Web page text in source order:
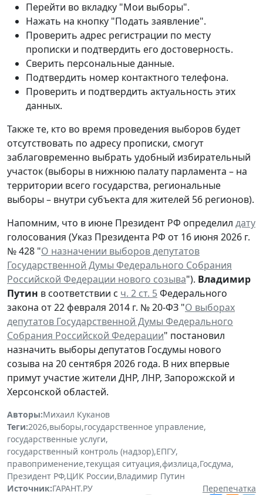
Перейти во вкладку "Мои выборы".
Нажать на кнопку "Подать заявление".
Проверить адрес регистрации по месту
прописки и подтвердить его достоверность.
Сверить персональные данные.
Подтвердить номер контактного телефона.
Проверить и подтвердить актуальность этих
данных.
Также те, кто во время проведения выборов будет
отсутствовать по адресу прописки, смогут
заблаговременно выбрать удобный избирательный
участок (выборы в нижнюю палату парламента – на
территории всего государства, региональные
выборы – внутри субъекта для жителей 56 регионов).
Напомним, что в июне Президент РФ определил дату
голосования (Указ Президента РФ от 16 июня 2026 г.
№ 428 "О назначении выборов депутатов
Государственной Думы Федерального Собрания
Российской Федерации нового созыва"). Владимир
Путин в соответствии с ч. 2 ст. 5Федерального
закона от 22 февраля 2014 г. № 20-ФЗ "О выборах
депутатов Государственной Думы Федерального
Собрания Российской Федерации" постановил
назначить выборы депутатов Госдумы нового
созыва на 20 сентября 2026 года. В них впервые
примут участие жители ДНР, ЛНР, Запорожской и
Херсонской областей.
Авторы:Михаил Куканов
Теги:2026,выборы,государственное управление,
государственные услуги,
государственный контроль (надзор),ЕПГУ,
правоприменение,текущая ситуация,физлица,Госдума,
Президент РФ,ЦИК России,Владимир Путин
Источник:ГАРАНТ.РУ
Перепечатка